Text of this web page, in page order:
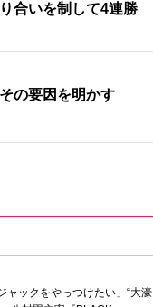
合いを制して4連勝
の要因を明かす
ャックをやっつけたい」“大濠